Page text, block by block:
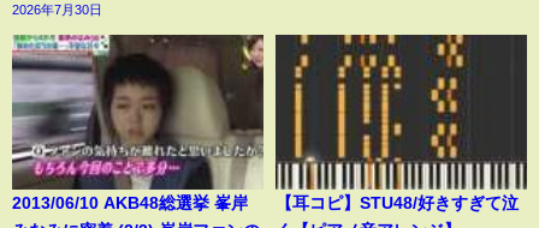
2026年7月30日
2013/06/10 AKB48総選挙 峯岸
【耳コピ】STU48/好きすぎて泣